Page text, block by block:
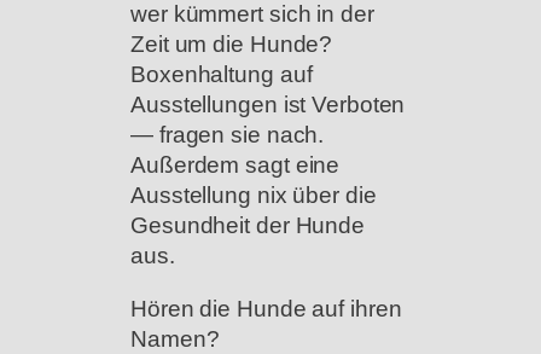
wer kümmert sich in der
Zeit um die Hunde?
Boxenhaltung auf
Ausstellungen ist Verboten
— fragen sie nach.
Außerdem sagt eine
Ausstellung nix über die
Gesundheit der Hunde
aus.
Hören die Hunde auf ihren
Namen?